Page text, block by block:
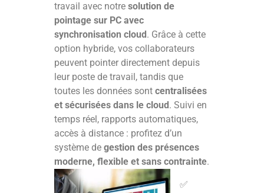
travail avec notre solution de
pointage sur PC avec
synchronisation cloud . Grâce à cette
option hybride, vos collaborateurs
peuvent pointer directement depuis
leur poste de travail, tandis que
toutes les données sont centralisées
et sécurisées dans le cloud . Suivi en
temps réel, rapports automatiques,
accès à distance : profitez d’un
système de gestion des présences
moderne, flexible et sans contrainte.
✅